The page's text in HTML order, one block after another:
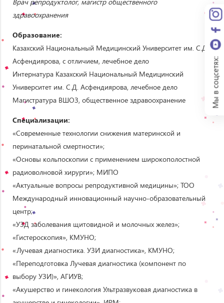
здравоохранения
Образование:
Казахский Национальный Медицинский Университет им. С.Д.
Асфендиярова, с отличием, лечебное дело
Интернатура Казахский Национальный Медицинский
Университет им. С.Д. Асфендиярова, лечебное дело
Магистратура ВШОЗ, общественное здравоохранение
Специализации:
«Современные технологии снижения материнской и
перинатальной смертности»;
«Основы кольпоскопии с применением широкополостной
радиоволновой хирурги»; МИПО
«Актуальные вопросы репродуктивной медицины»; ТОО
Международный инновационный научно-образовательный
центр;
«УЗД заболевания щитовидной и молочных желез»;
«Гистероскопия», КМУНО;
«Лучевая диагностика. УЗИ диагностика», КМУНО;
«Переподготовка Лучевая диагностика (компонент по
выбору УЗИ)», АГИУВ;
«Акушерство и гинекология Ультразвуковая диагностика в
Мы в соцсетях: